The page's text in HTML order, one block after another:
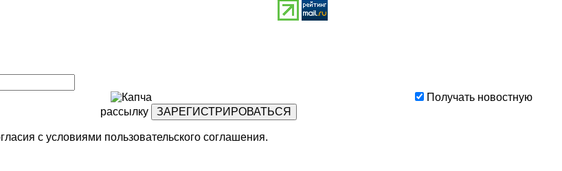
Получать новостную
рассылку
с условиями пользовательского соглашения.